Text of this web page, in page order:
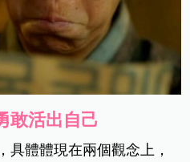
敢活出自己
具體體現在兩個觀念上，